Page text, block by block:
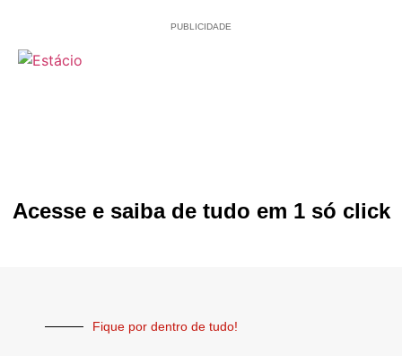
PUBLICIDADE
Acesse e saiba de tudo em 1 só click
Fique por dentro de tudo!